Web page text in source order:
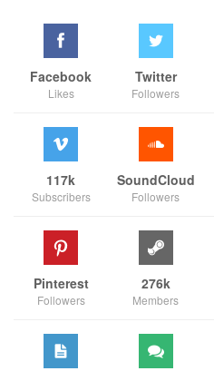
Facebook
Likes
Twitter
Followers
117k
Subscribers
SoundCloud
Followers
Pinterest
Followers
276k
Members